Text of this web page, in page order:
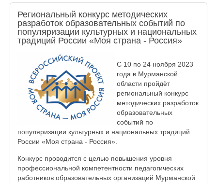
Региональный конкурс методических
разработок образовательных событий по
популяризации культурных и национальных
традиций России «Моя страна - Россия»
С 10 по 24 ноября 2023
года в Мурманской
области пройдёт
региональный конкурс
методических разработок
образовательных
событий по
популяризации культурных и национальных традиций
России «Моя страна - Россия».
Конкурс проводится с целью повышения уровня
профессиональной компетентности педагогических
работников образовательных организаций Мурманской